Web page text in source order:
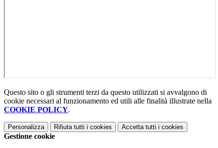
Questo sito o gli strumenti terzi da questo utilizzati si avvalgono di
cookie necessari al funzionamento ed utili alle finalità illustrate nella
COOKIE POLICY.
Personalizza Rifiuta tutti i cookies Accetta tutti i cookies
Gestione cookie